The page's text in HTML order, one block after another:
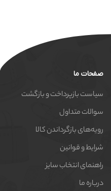
صفحات ما
سیاست بازپرداخت و بازگشت
سوالات متداول
رویه‌های بازگرداندن کالا
شرایط و قوانین
راهنمای انتخاب سایز
درباره ما